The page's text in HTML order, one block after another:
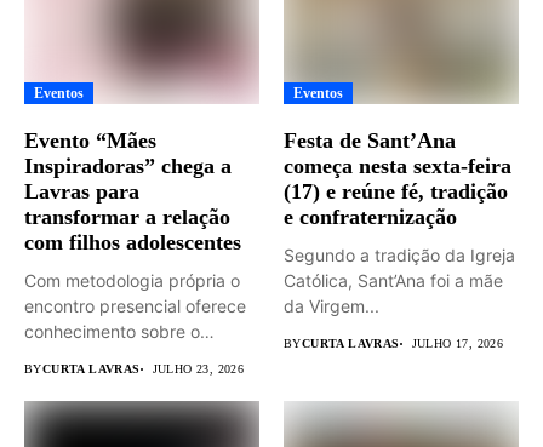
Eventos
Evento “Mães
Inspiradoras” chega a
Lavras para
transformar a relação
com filhos adolescentes
Com metodologia própria o
encontro presencial oferece
conhecimento sobre o
BYCURTA LAVRAS JULHO 23, 2026
Eventos
Festa de Sant’Ana
começa nesta sexta-feira
(17) e reúne fé, tradição
e confraternização
Segundo a tradição da Igreja
Católica, Sant’Ana foi a mãe
da Virgem...
BYCURTA LAVRAS JULHO 17, 2026